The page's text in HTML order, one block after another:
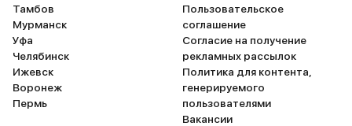
1 520 000 ₽
1 216 000 ₽
LADA • Iskra
В наличии
Тамбов
Мурманск
Уфа
Челябинск
Ижевск
Воронеж
Пермь
Пользовательское
соглашение
Согласие на получение
рекламных рассылок
Политика для контента,
генерируемого
пользователями
Вакансии